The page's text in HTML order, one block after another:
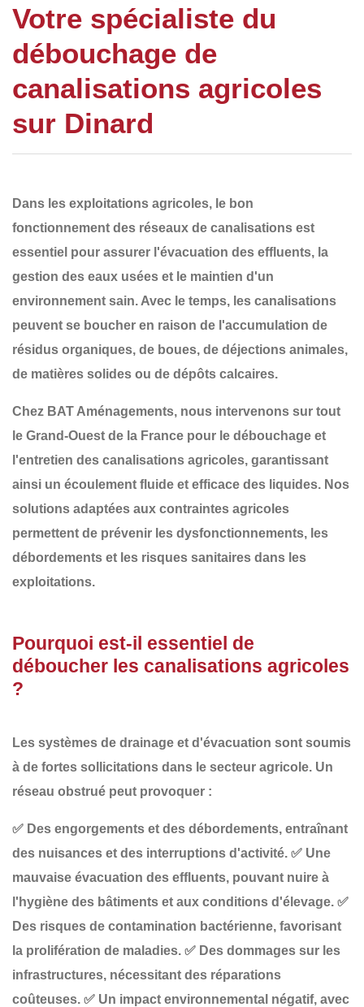
Votre spécialiste du
débouchage de
canalisations agricoles
sur Dinard
Dans les exploitations agricoles, le bon
fonctionnement des réseaux de canalisations est
essentiel pour assurer l'évacuation des effluents, la
gestion des eaux usées et le maintien d'un
environnement sain. Avec le temps, les canalisations
peuvent se boucher en raison de l'accumulation de
résidus organiques, de boues, de déjections animales,
de matières solides ou de dépôts calcaires.
Chez BAT Aménagements, nous intervenons sur tout
le Grand-Ouest de la France pour le débouchage et
l'entretien des canalisations agricoles, garantissant
ainsi un écoulement fluide et efficace des liquides. Nos
solutions adaptées aux contraintes agricoles
permettent de prévenir les dysfonctionnements, les
débordements et les risques sanitaires dans les
exploitations.
Pourquoi est-il essentiel de
déboucher les canalisations agricoles
?
Les systèmes de drainage et d'évacuation sont soumis
à de fortes sollicitations dans le secteur agricole. Un
réseau obstrué peut provoquer :
✅ Des engorgements et des débordements, entraînant
des nuisances et des interruptions d'activité. ✅ Une
mauvaise évacuation des effluents, pouvant nuire à
l'hygiène des bâtiments et aux conditions d'élevage. ✅
Des risques de contamination bactérienne, favorisant
la prolifération de maladies. ✅ Des dommages sur les
infrastructures, nécessitant des réparations
coûteuses. ✅ Un impact environnemental négatif, avec